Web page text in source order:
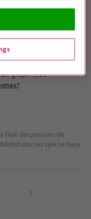
tu grupo
grupo es 10
fase del proceso de
una vez que se haya